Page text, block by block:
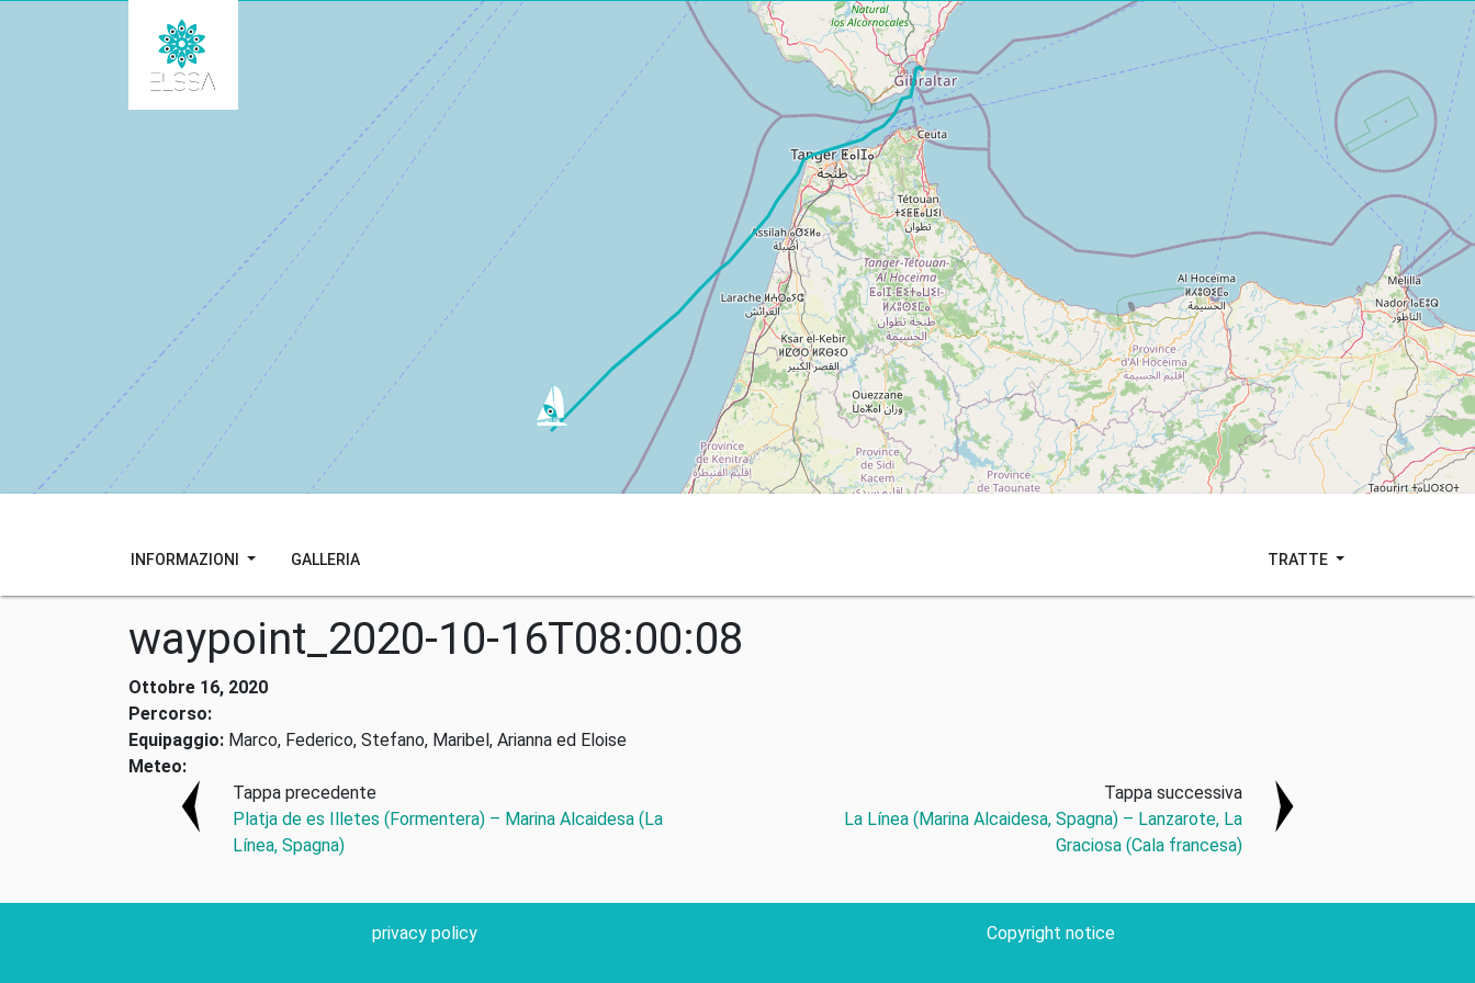
INFORMAZIONI GALLERIA TRATTE
waypoint_2020-10-16T08:00:08
Ottobre 16, 2020
Percorso:
Equipaggio: Marco, Federico, Stefano, Maribel, Arianna ed Eloise
Meteo:
Tappa precedente
Platja de es Illetes (Formentera) – Marina Alcaidesa (La
Línea, Spagna)
Tappa successiva
La Línea (Marina Alcaidesa, Spagna) – Lanzarote, La
Graciosa (Cala francesa)
privacy policy Copyright notice